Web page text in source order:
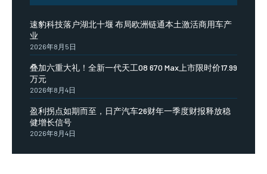
速豹科技落户湖北十堰 布局欧洲链通本土激活商用车产
业
2026年8月5日
叠加六重大礼！全新一代天工08 670 Max上市限时价17.99
万元
2026年8月4日
盈利拐点如期而至，日产汽车26财年一季度财报释放稳
健增长信号
2026年8月4日